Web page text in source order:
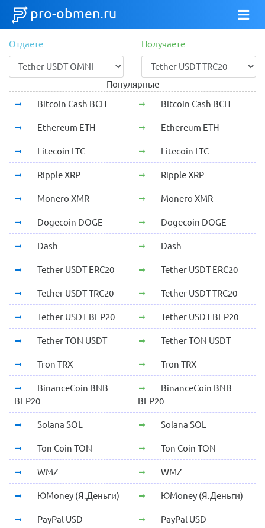
pro-obmen.ru
Отдаете Получаете
Популярные
Bitcoin Cash BCH
Bitcoin Cash BCH
Ethereum ETH Ethereum ETH
Litecoin LTC Litecoin LTC
Ripple XRP Ripple XRP
Monero XMR Monero XMR
Dogecoin DOGE Dogecoin DOGE
Dash Dash
Tether USDT ERC20 Tether USDT ERC20
Tether USDT TRC20 Tether USDT TRC20
Tether USDT BEP20 Tether USDT BEP20
Tether TON USDT Tether TON USDT
Tron TRX Tron TRX
BinanceCoin BNB
BEP20
BinanceCoin BNB
BEP20
Solana SOL Solana SOL
Ton Coin TON Ton Coin TON
WMZ WMZ
ЮMoney (Я.Деньги) ЮMoney (Я.Деньги)
PayPal USD PayPal USD